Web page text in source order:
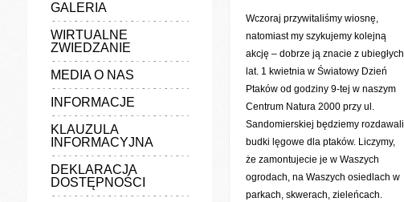
GALERIA
WIRTUALNE
ZWIEDZANIE
MEDIA O NAS
INFORMACJE
KLAUZULA
INFORMACYJNA
DEKLARACJA
DOSTĘPNOŚCI
Wczoraj przywitaliśmy wiosnę,
natomiast my szykujemy kolejną
akcję – dobrze ją znacie z ubiegłych
lat. 1 kwietnia w Światowy Dzień
Ptaków od godziny 9-tej w naszym
Centrum Natura 2000 przy ul.
Sandomierskiej będziemy rozdawali
budki lęgowe dla ptaków. Liczymy,
że zamontujecie je w Waszych
ogrodach, na Waszych osiedlach w
parkach, skwerach, zieleńcach.